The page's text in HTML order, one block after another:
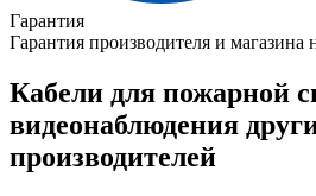
Гарантия
Гарантия производителя и магазина
Кабели для пожарной
видеонаблюдения
производителей